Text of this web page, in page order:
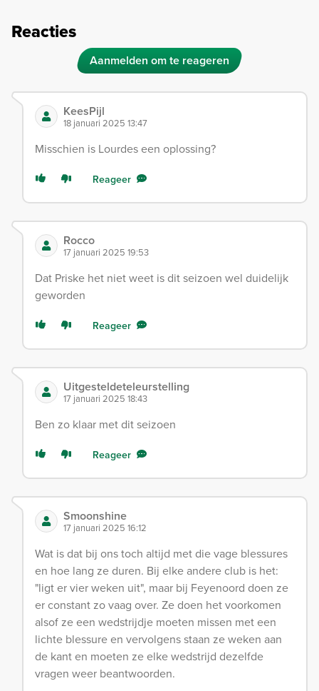
Reacties
Aanmelden om te reageren
KeesPijl
18 januari 2025 13:47
Misschien is Lourdes een oplossing?
Reageer
Rocco
17 januari 2025 19:53
Dat Priske het niet weet is dit seizoen wel duidelijk
geworden
Reageer
Uitgesteldeteleurstelling
17 januari 2025 18:43
Ben zo klaar met dit seizoen
Reageer
Smoonshine
17 januari 2025 16:12
Wat is dat bij ons toch altijd met die vage blessures
en hoe lang ze duren. Bij elke andere club is het:
"ligt er vier weken uit", maar bij Feyenoord doen ze
er constant zo vaag over. Ze doen het voorkomen
alsof ze een wedstrijdje moeten missen met een
lichte blessure en vervolgens staan ze weken aan
de kant en moeten ze elke wedstrijd dezelfde
vragen weer beantwoorden.